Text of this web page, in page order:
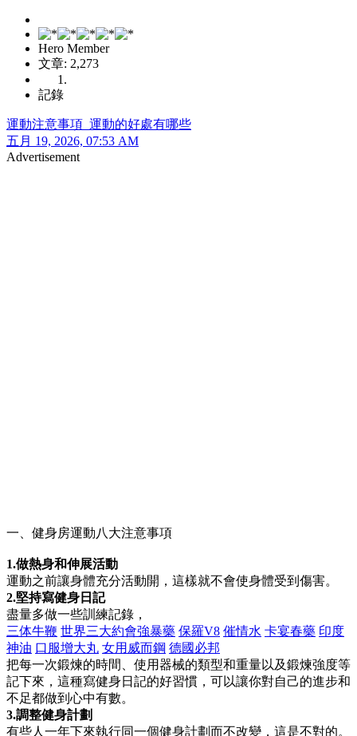
Hero Member
文章: 2,273
記錄
運動注意事項_運動的好處有哪些
五月 19, 2026, 07:53 AM
Advertisement
一、健身房運動八大注意事項
1.做熱身和伸展活動
運動之前讓身體充分活動開，這樣就不會使身體受到傷害。
2.堅持寫健身日記
盡量多做一些訓練記錄，
三体牛鞭 世界三大約會強暴藥 保羅V8 催情水 卡宴春藥 印度
神油 口服增大丸 女用威而鋼 德國必邦
把每一次鍛煉的時間、使用器械的類型和重量以及鍛煉強度等
記下來，這種寫健身日記的好習慣，可以讓你對自己的進步和
不足都做到心中有數。
3.調整健身計劃
有些人一年下來執行同一個健身計劃而不改變，這是不對的。